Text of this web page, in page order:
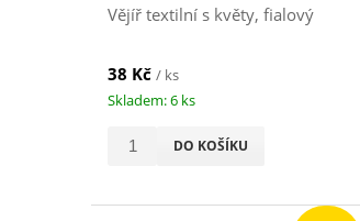
Vějíř textilní s květy, fialový
38 Kč / ks
Skladem: 6 ks
DO KOŠÍKU